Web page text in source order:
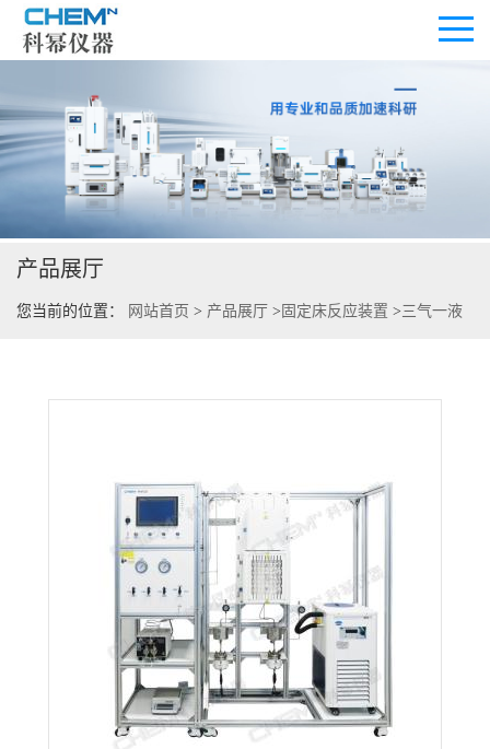
公司首页
公司介绍
公司动态
产品展厅
您当前的位置： 网站首页 > 产品展厅 > 固定床反应装置 >三气一液